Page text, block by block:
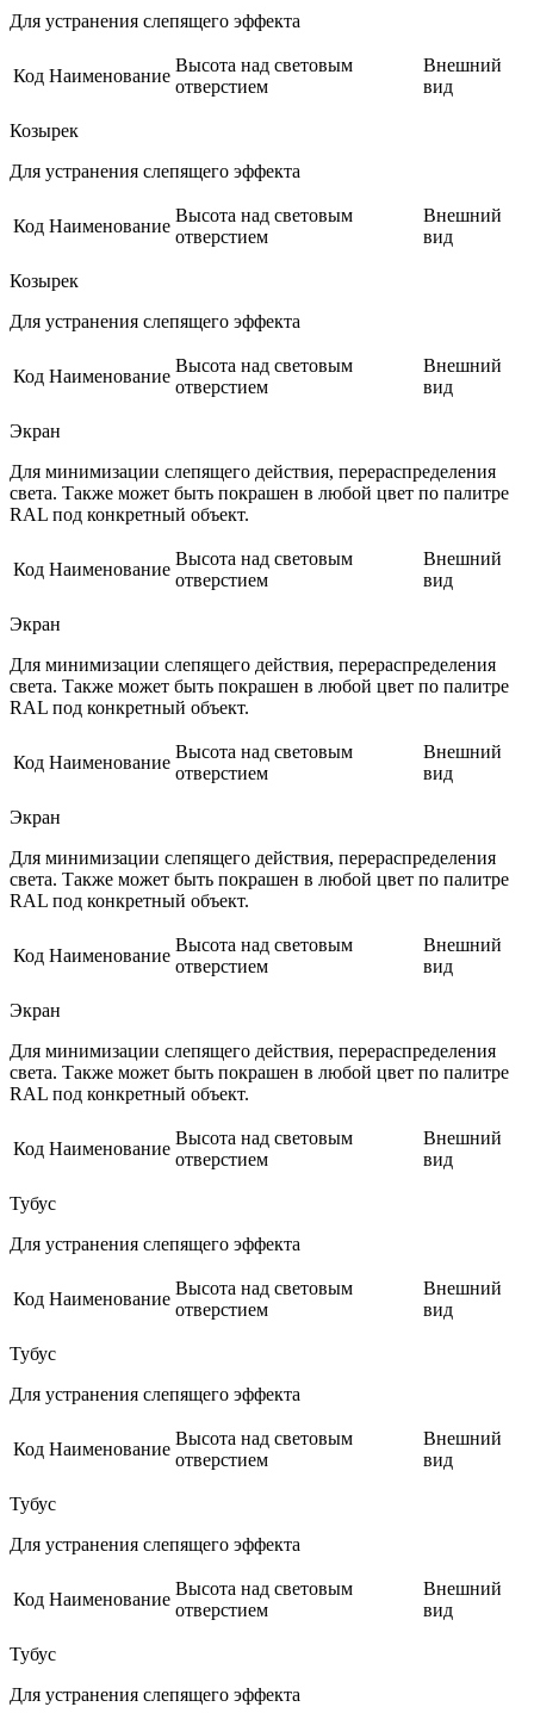
Для устранения слепящего эффекта
Код Наименование
Высота над световым
отверстием
Внешний
вид
Козырек
Для устранения слепящего эффекта
Код Наименование
Высота над световым
отверстием
Внешний
вид
Козырек
Для устранения слепящего эффекта
Код Наименование
Высота над световым
отверстием
Внешний
вид
Экран
Для минимизации слепящего действия, перераспределения
света. Также может быть покрашен в любой цвет по палитре
RAL под конкретный объект.
Код Наименование
Высота над световым
отверстием
Внешний
вид
Экран
Для минимизации слепящего действия, перераспределения
света. Также может быть покрашен в любой цвет по палитре
RAL под конкретный объект.
Код Наименование
Высота над световым
отверстием
Внешний
вид
Экран
Для минимизации слепящего действия, перераспределения
света. Также может быть покрашен в любой цвет по палитре
RAL под конкретный объект.
Код Наименование
Высота над световым
отверстием
Внешний
вид
Экран
Для минимизации слепящего действия, перераспределения
света. Также может быть покрашен в любой цвет по палитре
RAL под конкретный объект.
Код Наименование
Высота над световым
отверстием
Внешний
вид
Тубус
Для устранения слепящего эффекта
Код Наименование
Высота над световым
отверстием
Внешний
вид
Тубус
Для устранения слепящего эффекта
Код Наименование
Высота над световым
отверстием
Внешний
вид
Тубус
Для устранения слепящего эффекта
Код Наименование
Высота над световым
отверстием
Внешний
вид
Тубус
Для устранения слепящего эффекта